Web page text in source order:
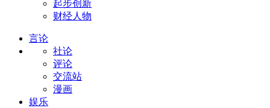
起步创新
财经人物
言论
社论
评论
交流站
漫画
娱乐